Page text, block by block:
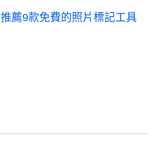
推薦9款免費的照片標記工具